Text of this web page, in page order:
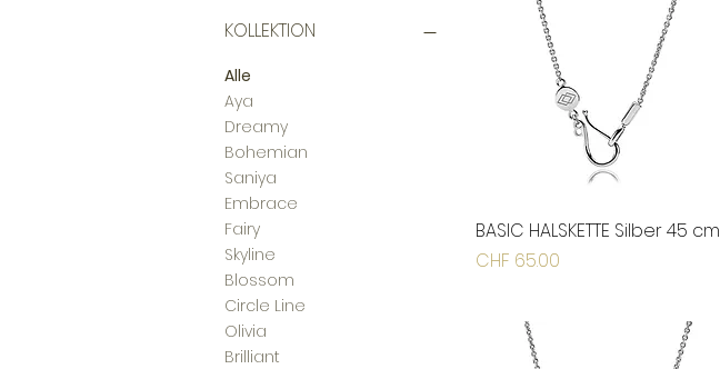
KOLLEKTION
Alle
Aya
Dreamy
Bohemian
Saniya
Embrace
Fairy
Skyline
Blossom
Circle Line
Olivia
Brilliant
Schnellansicht
BASIC HALSKETTE Silber 45 cm
Preis
CHF 65.00